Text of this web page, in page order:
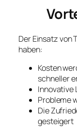
Der Einsatz von
haben:
Kosten
schneller
Innovative
Probleme
Die
gesteigert